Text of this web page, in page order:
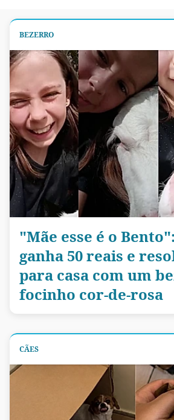
BEZERRO
"Mãe esse é o
ganha 50 reais e
para casa com um
focinho cor-de-rosa
CÃES